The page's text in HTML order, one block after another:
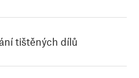
tištěných dílů